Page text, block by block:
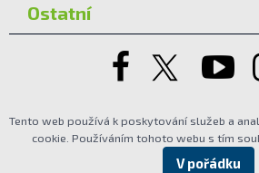
Ostatní
Tento web používá k poskytování služeb a
cookie. Používáním tohoto webu s tím
V pořádku